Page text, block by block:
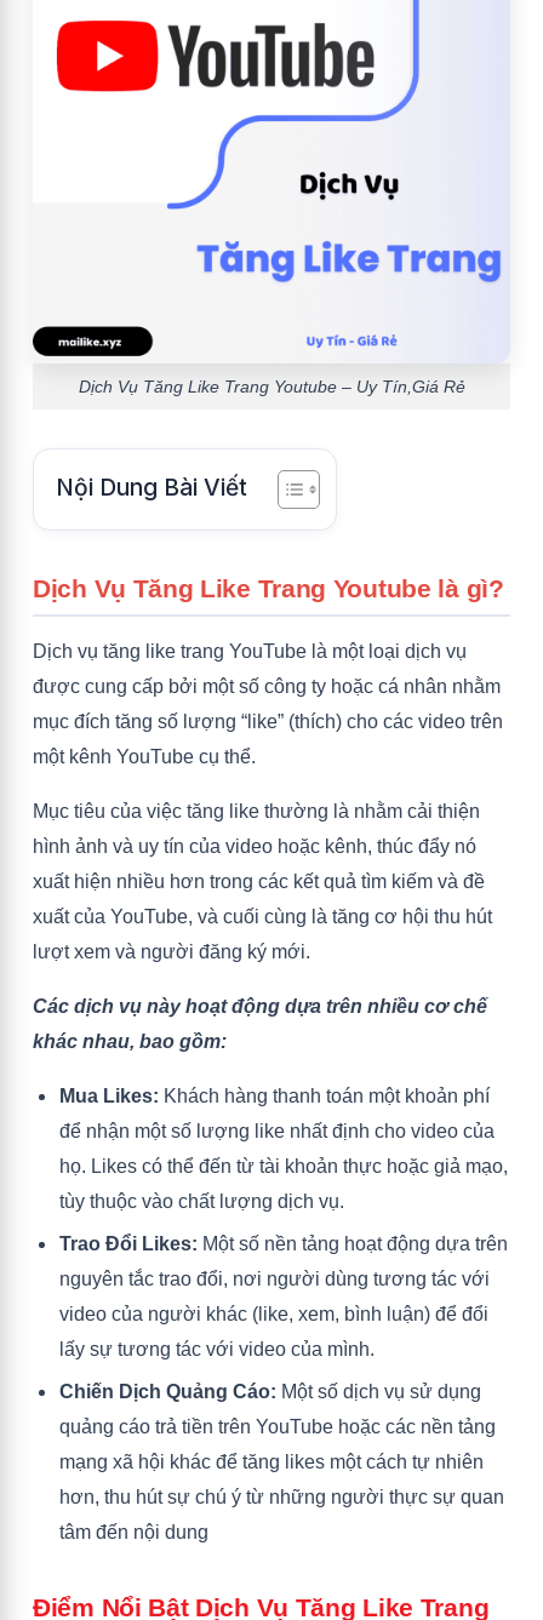
Dịch Vụ Tăng Like Trang Youtube – Uy Tín,Giá Rẻ
Nội Dung Bài Viết
Dịch Vụ Tăng Like Trang Youtube là gì?
Dịch vụ tăng like trang YouTube là một loại dịch vụ
được cung cấp bởi một số công ty hoặc cá nhân nhằm
mục đích tăng số lượng “like” (thích) cho các video trên
một kênh YouTube cụ thể.
Mục tiêu của việc tăng like thường là nhằm cải thiện
hình ảnh và uy tín của video hoặc kênh, thúc đẩy nó
xuất hiện nhiều hơn trong các kết quả tìm kiếm và đề
xuất của YouTube, và cuối cùng là tăng cơ hội thu hút
lượt xem và người đăng ký mới.
Các dịch vụ này hoạt động dựa trên nhiều cơ chế
khác nhau, bao gồm:
Mua Likes: Khách hàng thanh toán một khoản phí
để nhận một số lượng like nhất định cho video của
họ. Likes có thể đến từ tài khoản thực hoặc giả mạo,
tùy thuộc vào chất lượng dịch vụ.
Trao Đổi Likes: Một số nền tảng hoạt động dựa trên
nguyên tắc trao đổi, nơi người dùng tương tác với
video của người khác (like, xem, bình luận) để đổi
lấy sự tương tác với video của mình.
Chiến Dịch Quảng Cáo: Một số dịch vụ sử dụng
quảng cáo trả tiền trên YouTube hoặc các nền tảng
mạng xã hội khác để tăng likes một cách tự nhiên
hơn, thu hút sự chú ý từ những người thực sự quan
tâm đến nội dung
Điểm Nổi Bật Dịch Vụ Tăng Like Trang